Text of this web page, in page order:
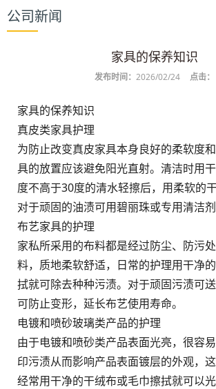
公司新闻
家具的保养知识
发布时间： 2026/02/24 点击：
家具的保养知识
真皮类家具护理
为防止改变真皮家具本身良好的柔软度
具的放置应该避免阳光直射。清洁时用
度不高于30度的清水轻擦后，用柔软的
对于顽固的油渍可用碧丽珠或专用清洁剂
布艺家具的护理
家私所采用的布料都是经过防尘、防污
料，质地柔软舒适，日常的护理用干净
拭就可除去种种污渍。对于顽固污渍可送
可防止变形，延长布艺使用寿命。
电镀和喷砂玻璃类产品的护理
由于电镀和喷砂类产品表面光亮，很容
印污渍从而影响产品表面镀层的外观，
经常用干净的干绒布或毛巾擦拭就可以